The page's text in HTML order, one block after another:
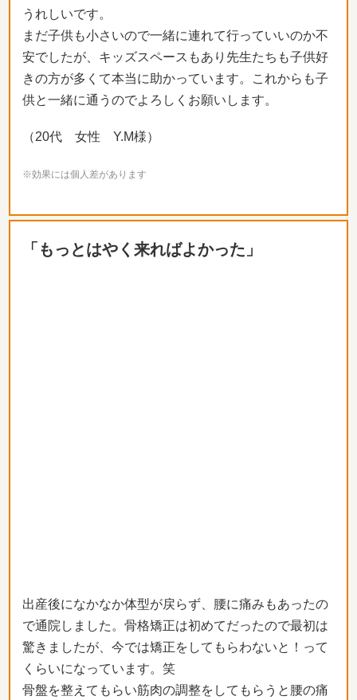
うれしいです。
まだ子供も小さいので一緒に連れて行っていいのか不
安でしたが、キッズスペースもあり先生たちも子供好
きの方が多くて本当に助かっています。これからも子
供と一緒に通うのでよろしくお願いします。
（20代 女性 Y.M様）
※効果には個人差があります
「もっとはやく来ればよかった」
出産後になかなか体型が戻らず、腰に痛みもあったの
で通院しました。骨格矯正は初めてだったので最初は
驚きましたが、今では矯正をしてもらわないと！って
くらいになっています。笑
骨盤を整えてもらい筋肉の調整をしてもらうと腰の痛